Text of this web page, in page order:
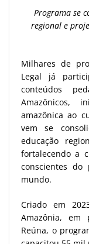
Programa se
regional e
Milhares de
Legal já
conteúdos
Amazônicos,
amazônica ao
vem se
educação
fortalecendo a
conscientes
mundo.
Criado em
Amazônia,
Reúna, o